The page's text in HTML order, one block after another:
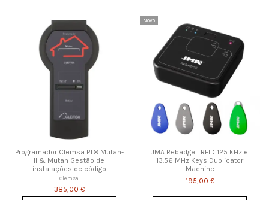
Programador Clemsa PT8 Mutan-
II & Mutan Gestão de
instalações de código
Clemsa
385,00 €
Novo
JMA Rebadge | RFID 125 kHz e
13.56 MHz Keys Duplicator
Machine
195,00 €